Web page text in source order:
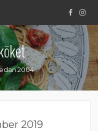
.
2004
2019